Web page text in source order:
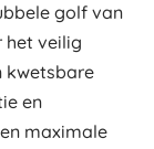
golf van
het veilig
kwetsbare
en
maximale